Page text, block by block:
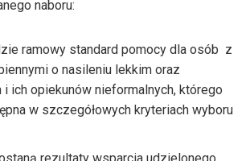
naboru:
ramowy standard pomocy dla osób z
o nasileniu lekkim oraz
i ich opiekunów nieformalnych, którego
w szczegółowych kryteriach wyboru